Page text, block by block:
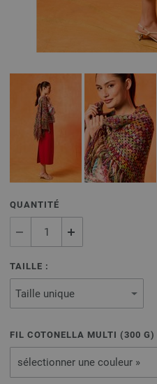
QUANTITÉ
TAILLE :
FIL COTONELLA MULTI (300 G)
sélectionner une couleur »